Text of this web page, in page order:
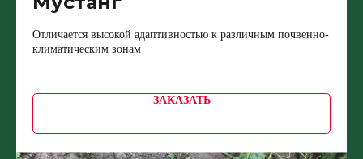
Отличается высокой адаптивностью к различным почвенно-
климатическим зонам
ЗАКАЗАТЬ